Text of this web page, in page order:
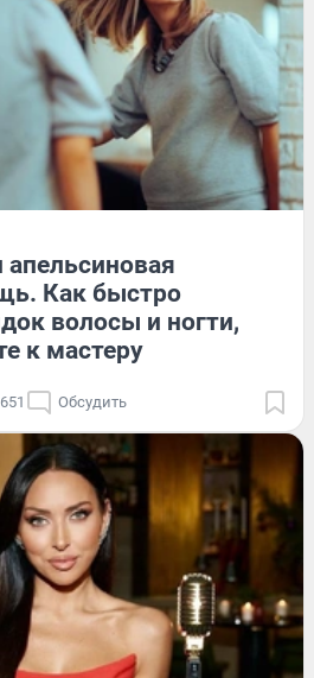
Как быстро
волосы и ногти,
к мастеру
Обсудить